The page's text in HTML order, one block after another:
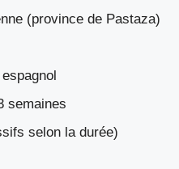
(province de Pastaza)
semaines
selon la durée)